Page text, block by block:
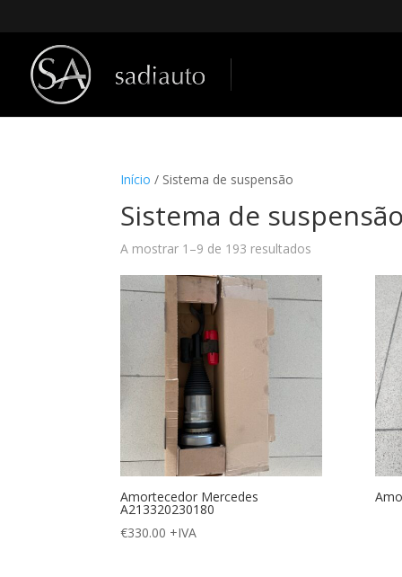
Início / Sistema de suspensão
Sistema de
A mostrar 1–9 de 193 resultados
Amortecedor Mercedes
A213320230180
€330.00 +IVA